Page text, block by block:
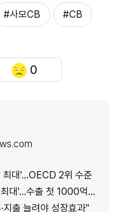
#사모CB #CB
0
대'…OECD 2위 수준
출 첫 1000억달러 돌파
출 늘려야 성장효과"